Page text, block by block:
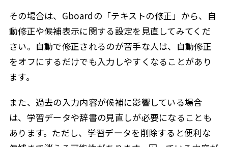
その場合は、Gboardの「テキストの修正」から、自
動修正や候補表示に関する設定を見直してみてくだ
さい。自動で修正されるのが苦手な人は、自動修正
をオフにするだけでも入力しやすくなることがあり
ます。
また、過去の入力内容が候補に影響している場合
は、学習データや辞書の見直しが必要になることも
あります。ただし、学習データを削除すると便利な